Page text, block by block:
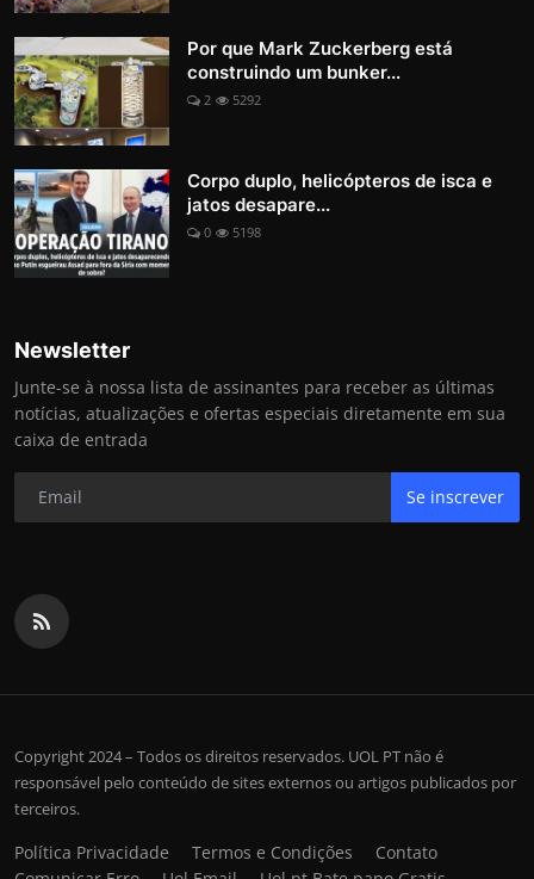
Por que Mark Zuckerberg está
construindo um bunker...
2 5292
Corpo duplo, helicópteros de isca e
jatos desapare...
0 5198
Newsletter
Junte-se à nossa lista de assinantes para receber as últimas
notícias, atualizações e ofertas especiais diretamente em sua
caixa de entrada
Se inscrever
Copyright 2024 – Todos os direitos reservados. UOL PT não é
responsável pelo conteúdo de sites externos ou artigos publicados por
terceiros.
Política Privacidade Termos e Condições
Contato